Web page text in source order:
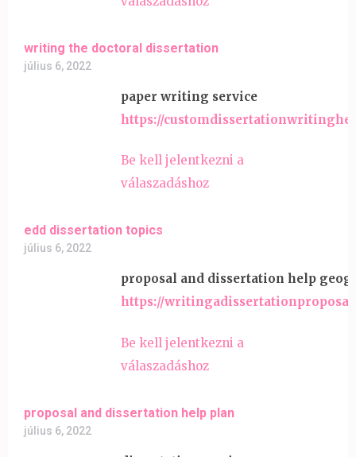
writing the doctoral dissertation
július 6, 2022
paper writing service
https://
Be kell jelentkezni a
válaszadáshoz
edd dissertation topics
július 6, 2022
proposal and dissertation help
https://
Be kell jelentkezni a
válaszadáshoz
proposal and dissertation help plan
július 6, 2022